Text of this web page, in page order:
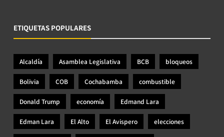
ETIQUETAS POPULARES
Alcaldía Asamblea Legislativa BCB bloqueos
Bolivia COB Cochabamba combustible
Donald Trump economía Edmand Lara
Edman Lara El Alto El Avispero elecciones